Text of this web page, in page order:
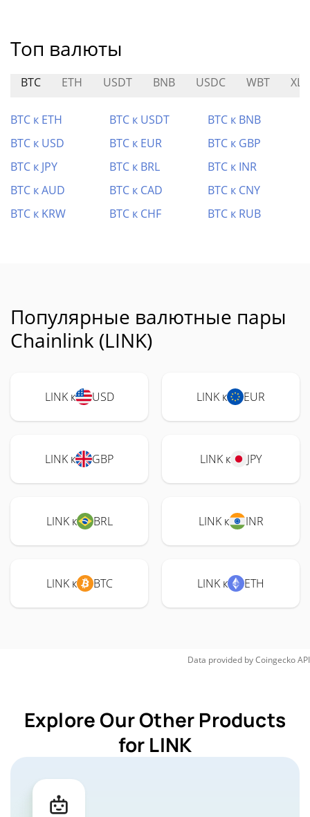
Топ валюты
BTC ETH USDT BNB USDC WBT
BTC к ETH BTC к USDT
BTC к BNB
BTC к USD
BTC к EUR
BTC к GBP
BTC к JPY
BTC к BRL
BTC к INR
BTC к AUD
BTC к CAD
BTC к CNY
BTC к KRW
BTC к CHF BTC к RUB
Популярные валютные пары
Chainlink (LINK)
LINK к USD LINK к EUR
LINK к GBP LINK к JPY
LINK к BRL LINK к INR
LINK к BTC LINK к ETH
Data provided byCoingeckoAPI
Explore Our Other Products
for LINK